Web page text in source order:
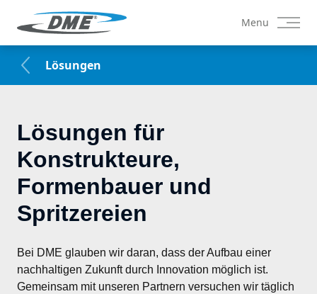
Menu
Lösungen
Lösungen für
Konstrukteure,
Formenbauer und
Spritzereien
Bei DME glauben wir daran, dass der Aufbau einer
nachhaltigen Zukunft durch Innovation möglich ist.
Gemeinsam mit unseren Partnern versuchen wir täglich
Lösungen für Konstrukteure, Formenbauer und Spritzereien |